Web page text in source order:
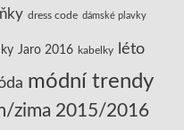
dress code dámské plavky
Jaro 2016 kabelky léto
módní trendy
zima 2015/2016